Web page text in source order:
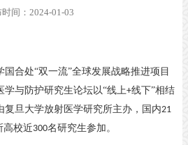
间：2024-01-03
国合处“双一流”全球发展战略推进项目
学与防护研究生论坛以“线上+线下”相结
复旦大学放射医学研究所主办，国内21
高校近300名研究生参加。